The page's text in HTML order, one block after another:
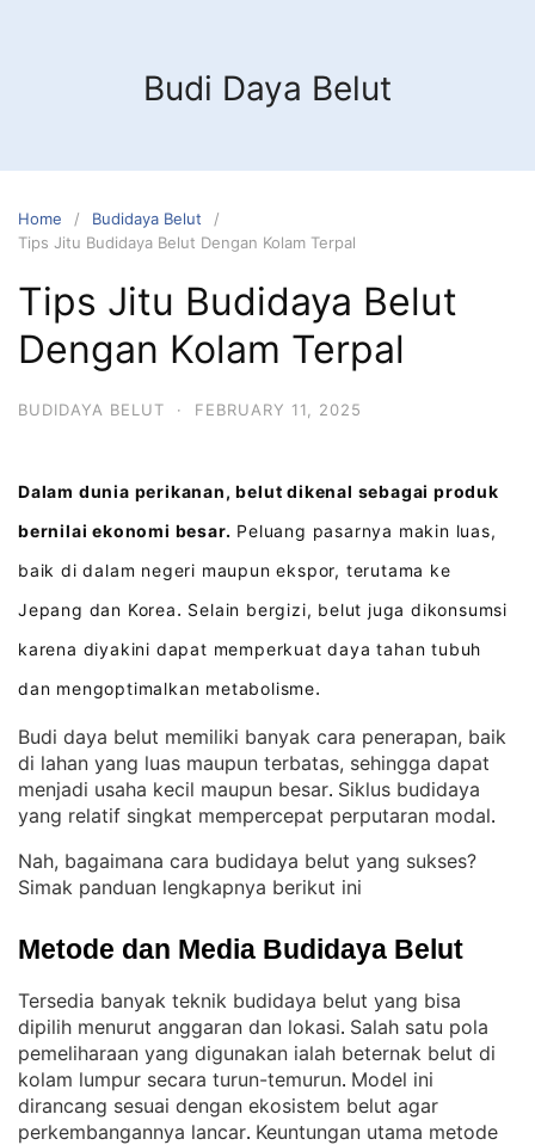
Budi Daya Belut
Home
Budidaya Belut
Tips Jitu Budidaya Belut Dengan Kolam Terpal
Tips Jitu Budidaya Belut
Dengan Kolam Terpal
BUDIDAYA BELUT · FEBRUARY 11, 2025
Dalam dunia perikanan, belut dikenal sebagai produk
bernilai ekonomi besar. Peluang pasarnya makin luas,
baik di dalam negeri maupun ekspor, terutama ke
Jepang dan Korea. Selain bergizi, belut juga dikonsumsi
karena diyakini dapat memperkuat daya tahan tubuh
dan mengoptimalkan metabolisme.
Budi daya belut memiliki banyak cara penerapan, baik
di lahan yang luas maupun terbatas, sehingga dapat
menjadi usaha kecil maupun besar. Siklus budidaya
yang relatif singkat mempercepat perputaran modal.
Nah, bagaimana cara budidaya belut yang sukses?
Simak panduan lengkapnya berikut ini
Metode dan Media Budidaya Belut
Tersedia banyak teknik budidaya belut yang bisa
dipilih menurut anggaran dan lokasi. Salah satu pola
pemeliharaan yang digunakan ialah beternak belut di
kolam lumpur secara turun-temurun. Model ini
dirancang sesuai dengan ekosistem belut agar
perkembangannya lancar. Keuntungan utama metode